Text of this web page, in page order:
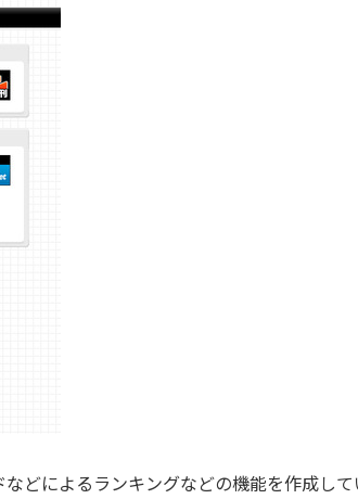
どによるランキングなどの機能を作成して